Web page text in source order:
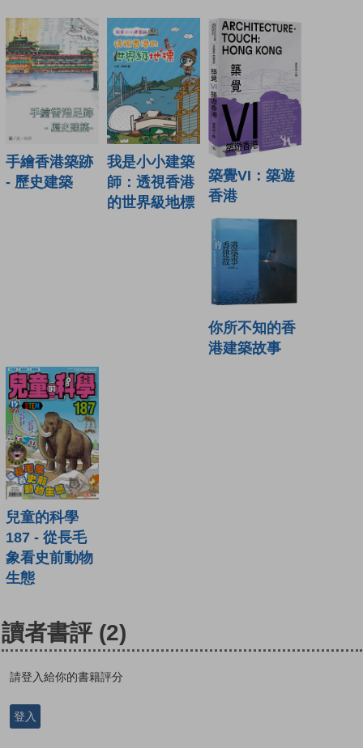
手繪香港築跡
- 歷史建築
我是小小建築
師：透視香港
的世界級地標
築覺VI：築遊
香港
你所不知的香
港建築故事
兒童的科學
187 - 從長毛
象看史前動物
生態
讀者書評 (2)
請登入給你的書籍評分
登入